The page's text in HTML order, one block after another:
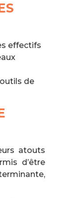
effectifs
de
atouts
d’être